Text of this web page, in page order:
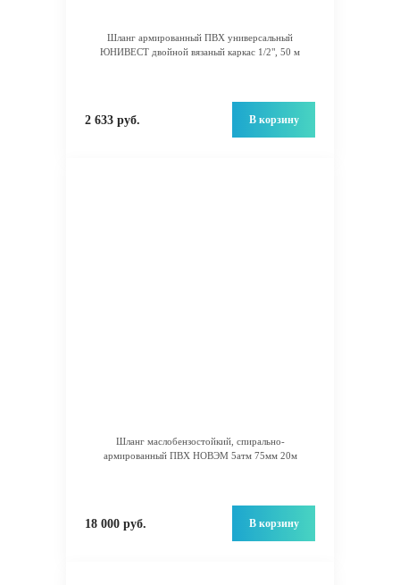
Шланг армированный ПВХ универсальный
ЮНИВЕСТ двойной вязаный каркас 1/2", 50 м
2 633 руб. В корзину
Шланг маслобензостойкий, спирально-
армированный ПВХ НОВЭМ 5атм 75мм 20м
18 000 руб. В корзину